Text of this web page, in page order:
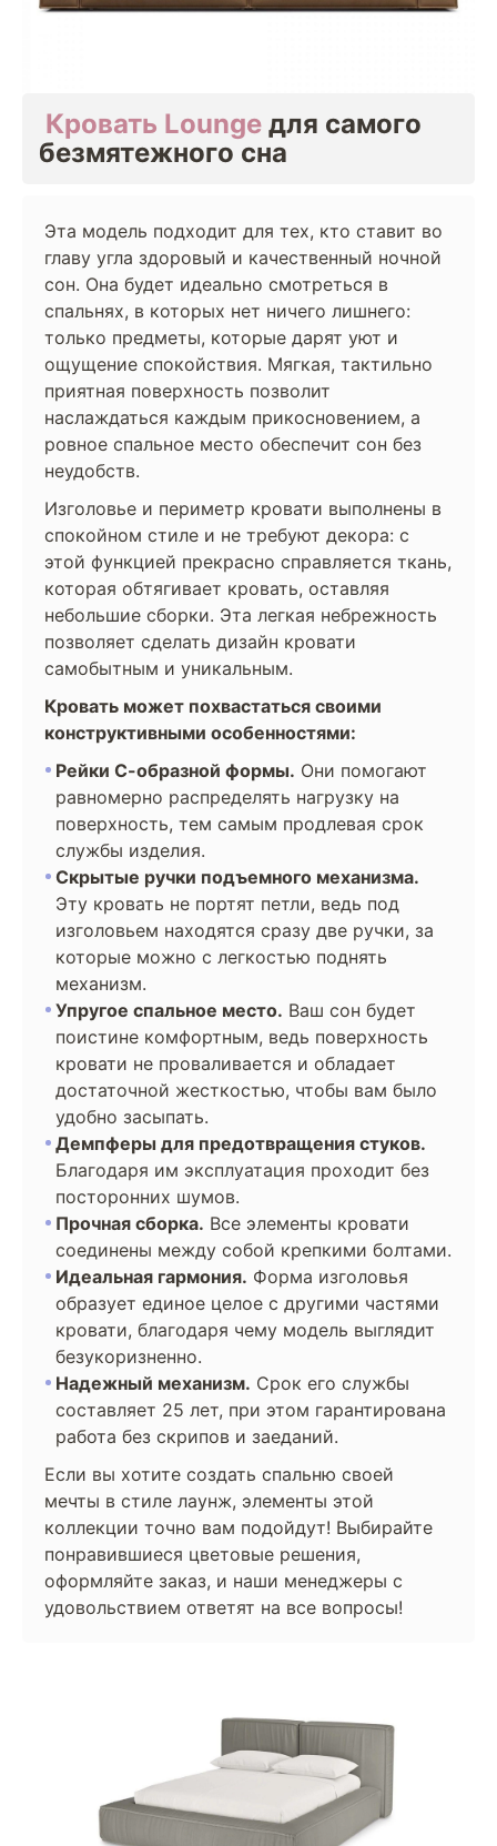
Кровать Lounge для самого
безмятежного сна
Эта модель подходит для тех, кто ставит во
главу угла здоровый и качественный ночной
сон. Она будет идеально смотреться в
спальнях, в которых нет ничего лишнего:
только предметы, которые дарят уют и
ощущение спокойствия. Мягкая, тактильно
приятная поверхность позволит
наслаждаться каждым прикосновением, а
ровное спальное место обеспечит сон без
неудобств.
Изголовье и периметр кровати выполнены в
спокойном стиле и не требуют декора: с
этой функцией прекрасно справляется ткань,
которая обтягивает кровать, оставляя
небольшие сборки. Эта легкая небрежность
позволяет сделать дизайн кровати
самобытным и уникальным.
Кровать может похвастаться своими
конструктивными особенностями:
Рейки С-образной формы. Они помогают
равномерно распределять нагрузку на
поверхность, тем самым продлевая срок
службы изделия.
Скрытые ручки подъемного механизма.
Эту кровать не портят петли, ведь под
изголовьем находятся сразу две ручки, за
которые можно с легкостью поднять
механизм.
Упругое спальное место. Ваш сон будет
поистине комфортным, ведь поверхность
кровати не проваливается и обладает
достаточной жесткостью, чтобы вам было
удобно засыпать.
Демпферы для предотвращения стуков.
Благодаря им эксплуатация проходит без
посторонних шумов.
Прочная сборка. Все элементы кровати
соединены между собой крепкими болтами.
Идеальная гармония. Форма изголовья
образует единое целое с другими частями
кровати, благодаря чему модель выглядит
безукоризненно.
Надежный механизм. Срок его службы
составляет 25 лет, при этом гарантирована
работа без скрипов и заеданий.
Если вы хотите создать спальню своей
мечты в стиле лаунж, элементы этой
коллекции точно вам подойдут! Выбирайте
понравившиеся цветовые решения,
оформляйте заказ, и наши менеджеры с
удовольствием ответят на все вопросы!